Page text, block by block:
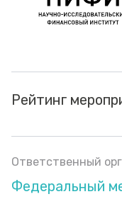
Рейтинг
Ответственный
Федеральный